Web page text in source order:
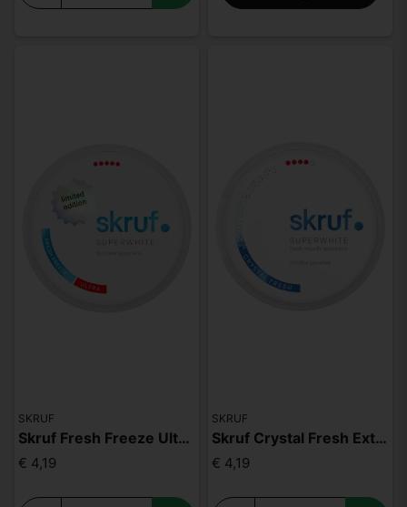
SKRUF
Skruf Fresh Freeze Ultra limited
€ 4,19
SKRUF
Skruf Crystal Fresh Extra Strong
€ 4,19